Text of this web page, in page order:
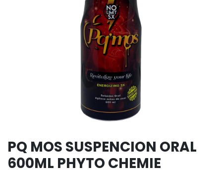
PQ MOS SUSPENCION ORAL
600ML PHYTO CHEMIE